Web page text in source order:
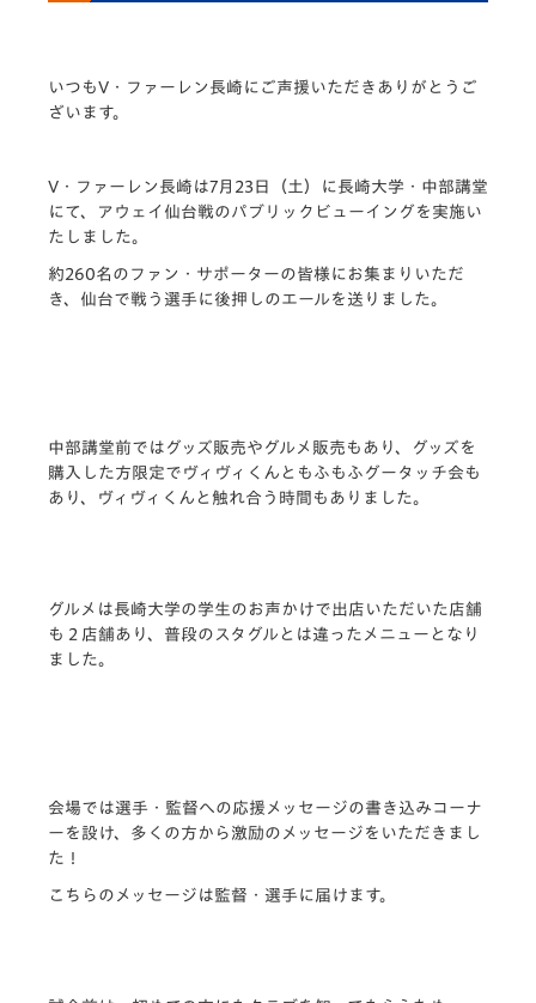
いつもV・ファーレン長崎にご声援いただきありがとうご
ざいます。
V・ファーレン長崎は7月23日（土）に長崎大学・中部講堂
にて、アウェイ仙台戦のパブリックビューイングを実施い
たしました。
約260名のファン・サポーターの皆様にお集まりいただ
き、仙台で戦う選手に後押しのエールを送りました。
中部講堂前ではグッズ販売やグルメ販売もあり、グッズを
購入した方限定でヴィヴィくんともふもふグータッチ会も
あり、ヴィヴィくんと触れ合う時間もありました。
グルメは長崎大学の学生のお声かけで出店いただいた店舗
も２店舗あり、普段のスタグルとは違ったメニューとなり
ました。
会場では選手・監督への応援メッセージの書き込みコーナ
ーを設け、多くの方から激励のメッセージをいただきまし
た！
こちらのメッセージは監督・選手に届けます。